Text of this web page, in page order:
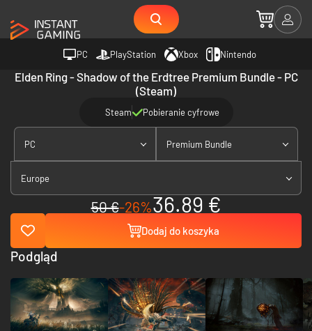
PC PlayStation Xbox Nintendo
Elden Ring - Shadow of the Erdtree Premium Bundle - PC
(Steam)
Steam Pobieranie cyfrowe
PC Premium Bundle
Europe
50 €-26%36.89 €
Dodaj do koszyka
Podgląd